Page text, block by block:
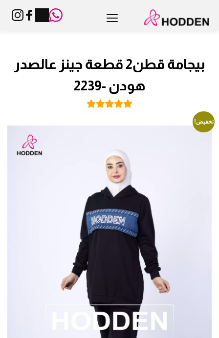
بيجامة قطن2 قطعة جينز عالصدر
هودن -2239
تخفيض!